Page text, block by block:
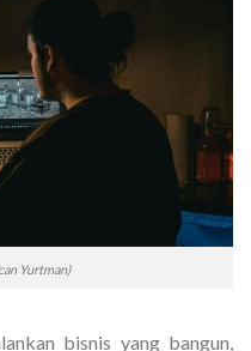
Yurtman)
bisnis yang bangun,